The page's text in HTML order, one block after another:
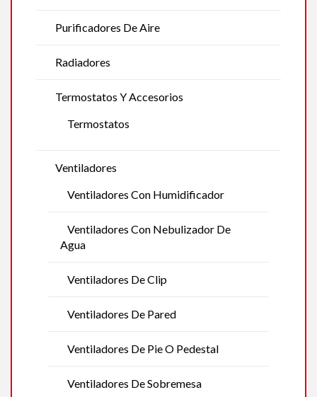
Purificadores De Aire
Radiadores
Termostatos Y Accesorios
Termostatos
Ventiladores
Ventiladores Con Humidificador
Ventiladores Con Nebulizador De
Agua
Ventiladores De Clip
Ventiladores De Pared
Ventiladores De Pie O Pedestal
Ventiladores De Sobremesa